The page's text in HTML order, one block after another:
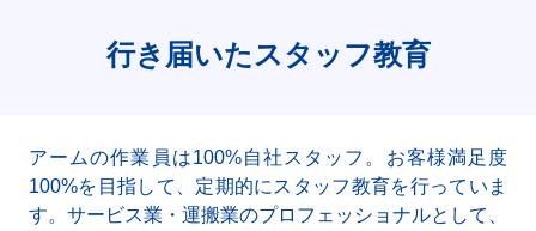
行き届いたスタッフ教育
アームの作業員は100%自社スタッフ。お客様満足度
100%を目指して、定期的にスタッフ教育を行っていま
す。サービス業・運搬業のプロフェッショナルとして、